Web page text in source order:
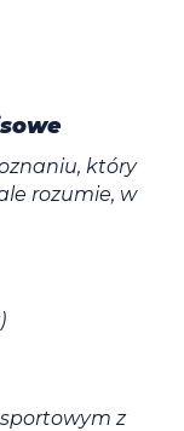
który
rozumie, w
z